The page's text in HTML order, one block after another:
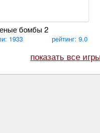
бомбы 2
1933 рейтинг: 9.0
показать все